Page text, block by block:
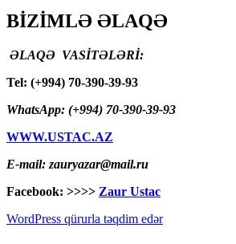
BİZİMLƏ ƏLAQƏ
ƏLAQƏ VASİTƏLƏRİ:
Tel: (+994) 70-390-39-93
WhatsApp: (+994) 70-390-39-93
WWW.USTAC.AZ
E-mail: zauryazar@mail.ru
Facebook: >>>> Zaur Ustac
WordPress qürurla təqdim edər